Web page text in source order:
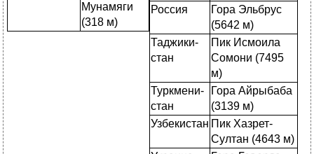
Мунамяги
(318 м)
Россия
Гора Эльбрус
(5642 м)
Таджики-
стан
Пик Исмоила
Сомони (7495
м)
Туркмени-
стан
Гора Айрыбаба
(3139 м)
Узбекистан Пик Хазрет-
Султан (4643 м)